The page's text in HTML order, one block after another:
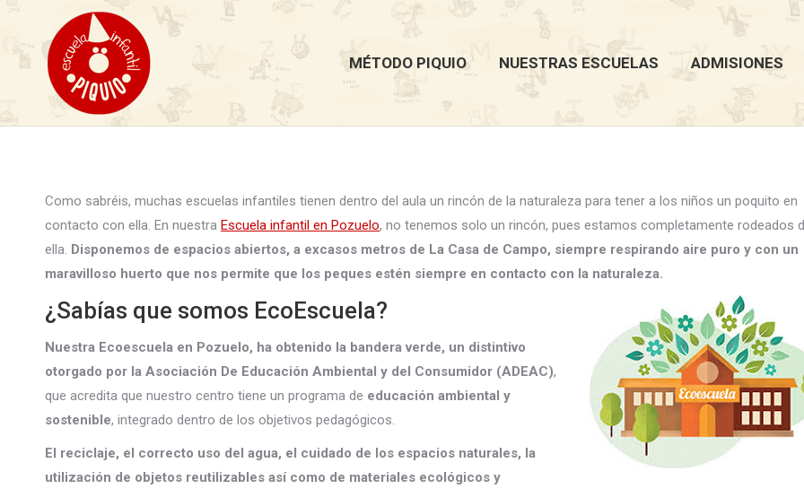
MÉTODO PIQUIO NUESTRAS ESCUELAS ADMISIONES
Como sabréis, muchas escuelas infantiles tienen dentro del aula un rincón de la naturaleza para tener a los niños un poquito en
contacto con ella. En nuestra Escuela infantil en Pozuelo, no tenemos solo un rincón, pues estamos completamente rodeados
ella. Disponemos de espacios abiertos, a excasos metros de La Casa de Campo, siempre respirando aire puro y con un
maravilloso huerto que nos permite que los peques estén siempre en contacto con la naturaleza.
¿Sabías que somos EcoEscuela?
Nuestra Ecoescuela en Pozuelo, ha obtenido la bandera verde, un distintivo
otorgado por la Asociación De Educación Ambiental y del Consumidor (ADEAC),
que acredita que nuestro centro tiene un programa de educación ambiental y
sostenible, integrado dentro de los objetivos pedagógicos.
El reciclaje, el correcto uso del agua, el cuidado de los espacios naturales, la
utilización de objetos reutilizables así como de materiales ecológicos y